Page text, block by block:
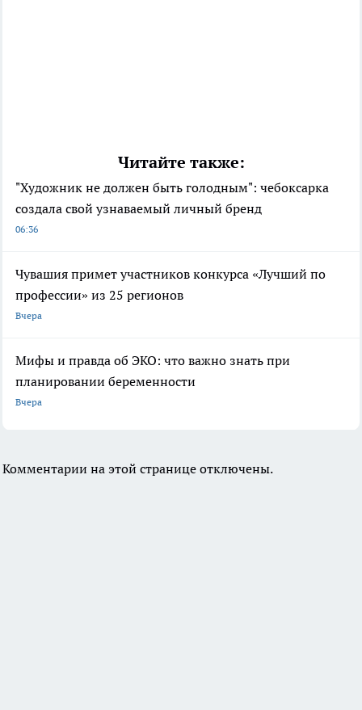
Читайте также:
"Художник не должен быть голодным": чебоксарка
создала свой узнаваемый личный бренд
06:36
Чувашия примет участников конкурса «Лучший по
профессии» из 25 регионов
Вчера
Мифы и правда об ЭКО: что важно знать при
планировании беременности
Вчера
Комментарии на этой странице отключены.